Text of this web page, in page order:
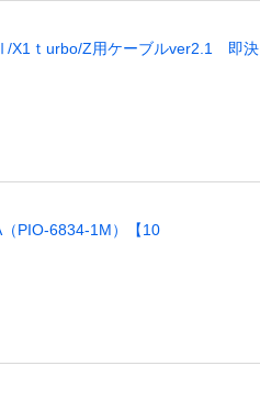
X1ｔurbo/Z用ケーブルver2.1 即決
PIO-6834-1M）【10